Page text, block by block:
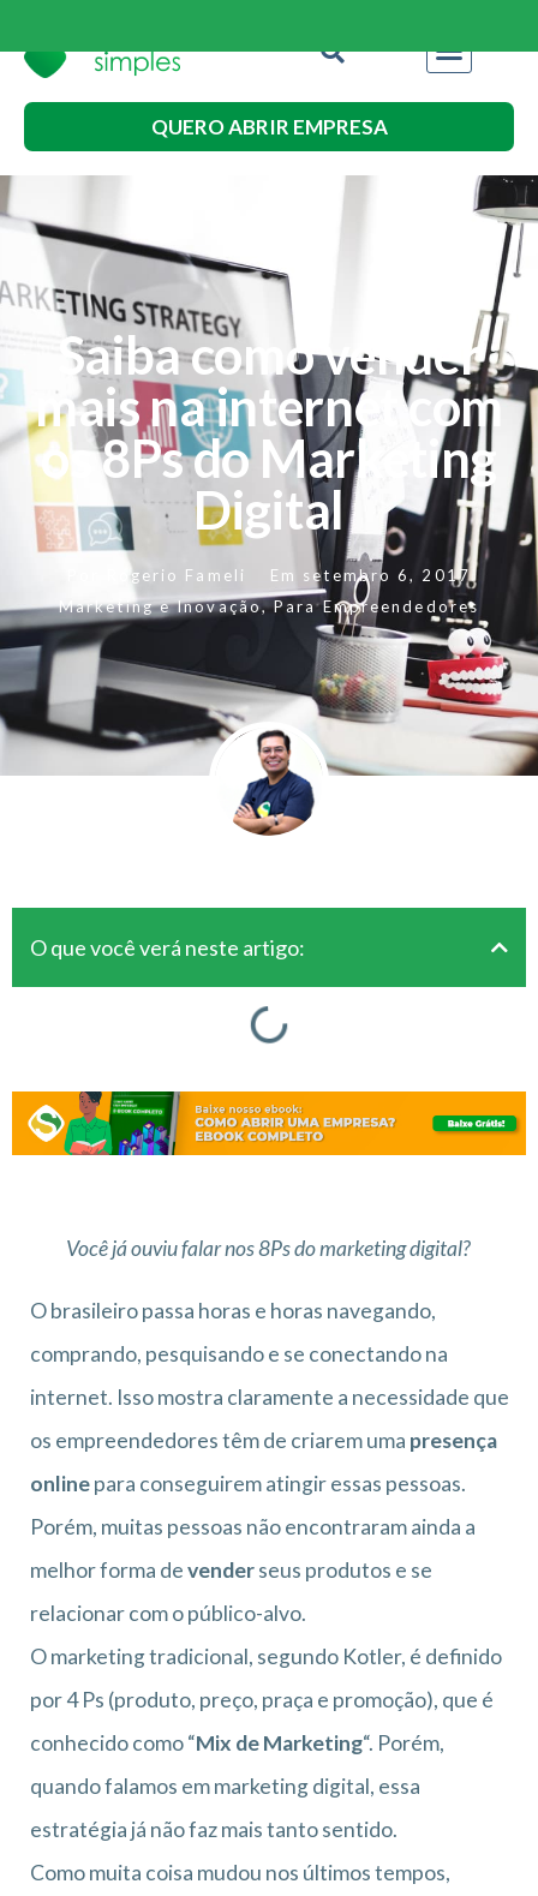
QUERO ABRIR EMPRESA
Saiba como vender
mais na internet com
os 8Ps do Marketing
Digital
Rogerio Fameli Em setembro 6, 2017
Marketing e Inovação,Para Empreendedores
O que você verá neste artigo:
Você já ouviu falar nos 8Ps do marketing digital?
O brasileiro passa horas e horas navegando,
comprando, pesquisando e se conectando na
internet. Isso mostra claramente a necessidade que
os empreendedores têm de criarem uma presença
onlinepara conseguirem atingir essas pessoas.
Porém, muitas pessoas não encontraram ainda a
melhor forma devenderseus produtos e se
relacionar com o público-alvo.
O marketing tradicional, segundo Kotler, é definido
por 4 Ps (produto, preço, praça e promoção), que é
conhecido como “Mix de Marketing“. Porém,
quando falamos em marketing digital, essa
estratégia já não faz mais tanto sentido.
Como muita coisa mudou nos últimos tempos,